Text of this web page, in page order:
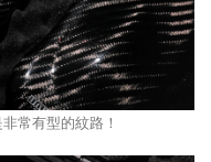
常有型的紋路！